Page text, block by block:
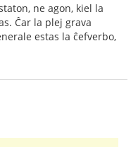
ne agon, kiel la
Ĉar la plej grava
estas la ĉefverbo,